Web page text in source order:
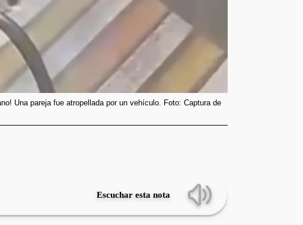
Una pareja fue atropellada por un vehículo. Foto: Captura de
Escuchar esta nota